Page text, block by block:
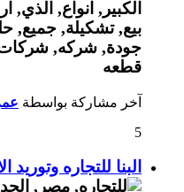
آخر مشاركة بواسطة
5
البنا للتجاره